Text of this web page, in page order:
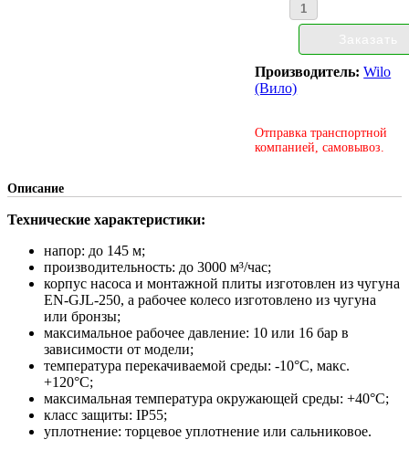
Производитель:Wilo
(Вило)
Отправка транспортной
компанией, самовывоз.
Описание
Технические характеристики:
напор: до 145 м;
производительность: до 3000 м³/час;
корпус насоса и монтажной плиты изготовлен из чугуна
EN-GJL-250, а рабочее колесо изготовлено из чугуна
или бронзы;
максимальное рабочее давление: 10 или 16 бар в
зависимости от модели;
температура перекачиваемой среды: -10°С, макс.
+120°С;
максимальная температура окружающей среды: +40°С;
класс защиты: IP55;
уплотнение: торцевое уплотнение или сальниковое.